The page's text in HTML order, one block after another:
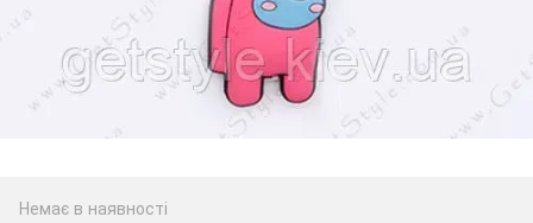
Немає в наявності